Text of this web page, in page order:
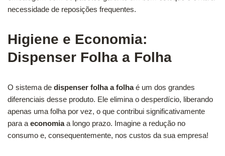
necessidade de reposições frequentes.
Higiene e Economia:
Dispenser Folha a Folha
O sistema de dispenser folha a folhaé um dos grandes
diferenciais desse produto. Ele elimina o desperdício, liberando
apenas uma folha por vez, o que contribui significativamente
para a economiaa longo prazo. Imagine a redução no
consumo e, consequentemente, nos custos da sua empresa!